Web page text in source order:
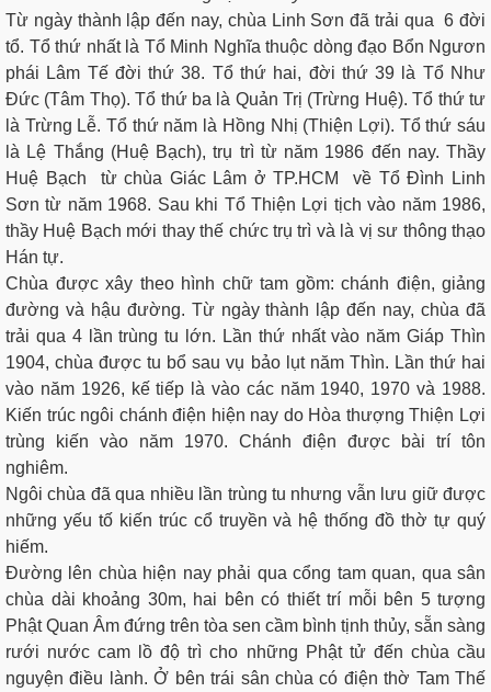
Từ ngày thành lập đến nay, chùa Linh Sơn đã trải qua 6 đời
tổ. Tổ thứ nhất là Tổ Minh Nghĩa thuộc dòng đạo Bổn Ngươn
phái Lâm Tế đời thứ 38. Tổ thứ hai, đời thứ 39 là Tổ Như
Đức (Tâm Thọ). Tổ thứ ba là Quản Trị (Trừng Huệ). Tổ thứ tư
là Trừng Lễ. Tổ thứ năm là Hồng Nhị (Thiện Lợi). Tổ thứ sáu
là Lệ Thắng (Huệ Bạch), trụ trì từ năm 1986 đến nay. Thầy
Huệ Bạch từ chùa Giác Lâm ở TP.HCM về Tổ Đình Linh
Sơn từ năm 1968. Sau khi Tổ Thiện Lợi tịch vào năm 1986,
thầy Huệ Bạch mới thay thế chức trụ trì và là vị sư thông thạo
Hán tự.
Chùa được xây theo hình chữ tam gồm: chánh điện, giảng
đường và hậu đường. Từ ngày thành lập đến nay, chùa đã
trải qua 4 lần trùng tu lớn. Lần thứ nhất vào năm Giáp Thìn
1904, chùa được tu bổ sau vụ bảo lụt năm Thìn. Lần thứ hai
vào năm 1926, kế tiếp là vào các năm 1940, 1970 và 1988.
Kiến trúc ngôi chánh điện hiện nay do Hòa thượng Thiện Lợi
trùng kiến vào năm 1970. Chánh điện được bài trí tôn
nghiêm.
Ngôi chùa đã qua nhiều lần trùng tu nhưng vẫn lưu giữ được
những yếu tố kiến trúc cổ truyền và hệ thống đồ thờ tự quý
hiếm.
Đường lên chùa hiện nay phải qua cổng tam quan, qua sân
chùa dài khoảng 30m, hai bên có thiết trí mỗi bên 5 tượng
Phật Quan Âm đứng trên tòa sen cầm bình tịnh thủy, sẵn sàng
rưới nước cam lồ độ trì cho những Phật tử đến chùa cầu
nguyện điều lành. Ở bên trái sân chùa có điện thờ Tam Thế